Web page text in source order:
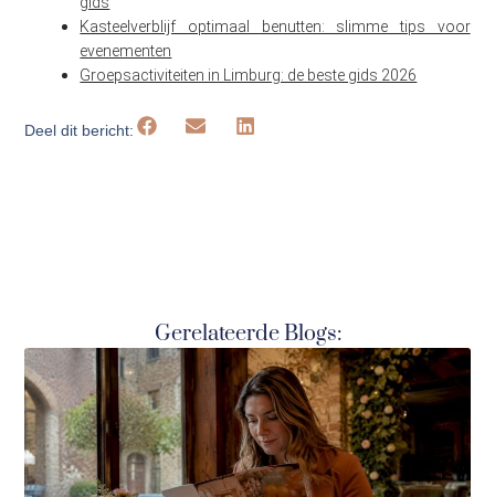
Kasteelverblijf optimaal benutten: slimme tips voor
evenementen
Groepsactiviteiten in Limburg: de beste gids 2026
Deel dit bericht:
Gerelateerde Blogs: